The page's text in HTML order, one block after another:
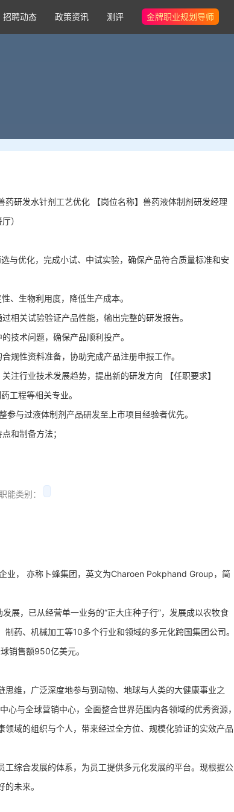
招聘动态 政策资讯 测评 金牌职业规划导师
研发水针剂工艺优化 【岗位名称】兽药液体制剂研发经理
）
与优化，完成小试、中试实验，确保产品符合质量标准和安
、生物利用度，降低生产成本。
相关试验验证产品性能，输出完整的研发报告。
技术问题，确保产品顺利投产。
规性资料准备，协助完成产品注册申报工作。
注行业技术发展趋势，提出新的研发方向 【任职要求】
工程等相关专业。
与过液体制剂产品研发至上市项目经验者优先。
和制备方法；
能类别：
业， 亦称卜蜂集团，英文为Charoen Pokphand Group，简
展，已从经营单一业务的“正大庄种子行”，发展成以农牧食
药、机械加工等10多个行业和领域的多元化跨国集团公司。
销售额950亿美元。
维，广泛深度地参与到动物、地球与人类的大健康事业之
与全球营销中心，全面整合世界范围内各领域的优秀资源，
域的组织与个人，带来经过全方位、规模化验证的实效产品
综合发展的体系，为员工提供多元化发展的平台。现根据公
未来。